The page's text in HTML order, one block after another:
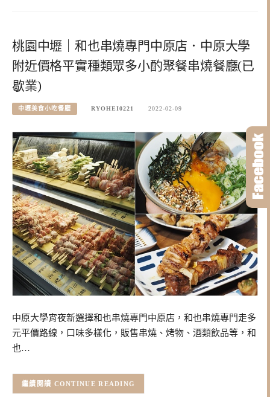
桃園中壢｜和也串燒專門中原店．中原大學
附近價格平實種類眾多小酌聚餐串燒餐廳(已
歇業)
中壢美食小吃餐廳 RYOHEI0221 2022-02-09
中原大學宵夜新選擇和也串燒專門中原店，和也串燒專門走多
元平價路線，口味多樣化，販售串燒、烤物、酒類飲品等，和
也…
CONTINUE READING